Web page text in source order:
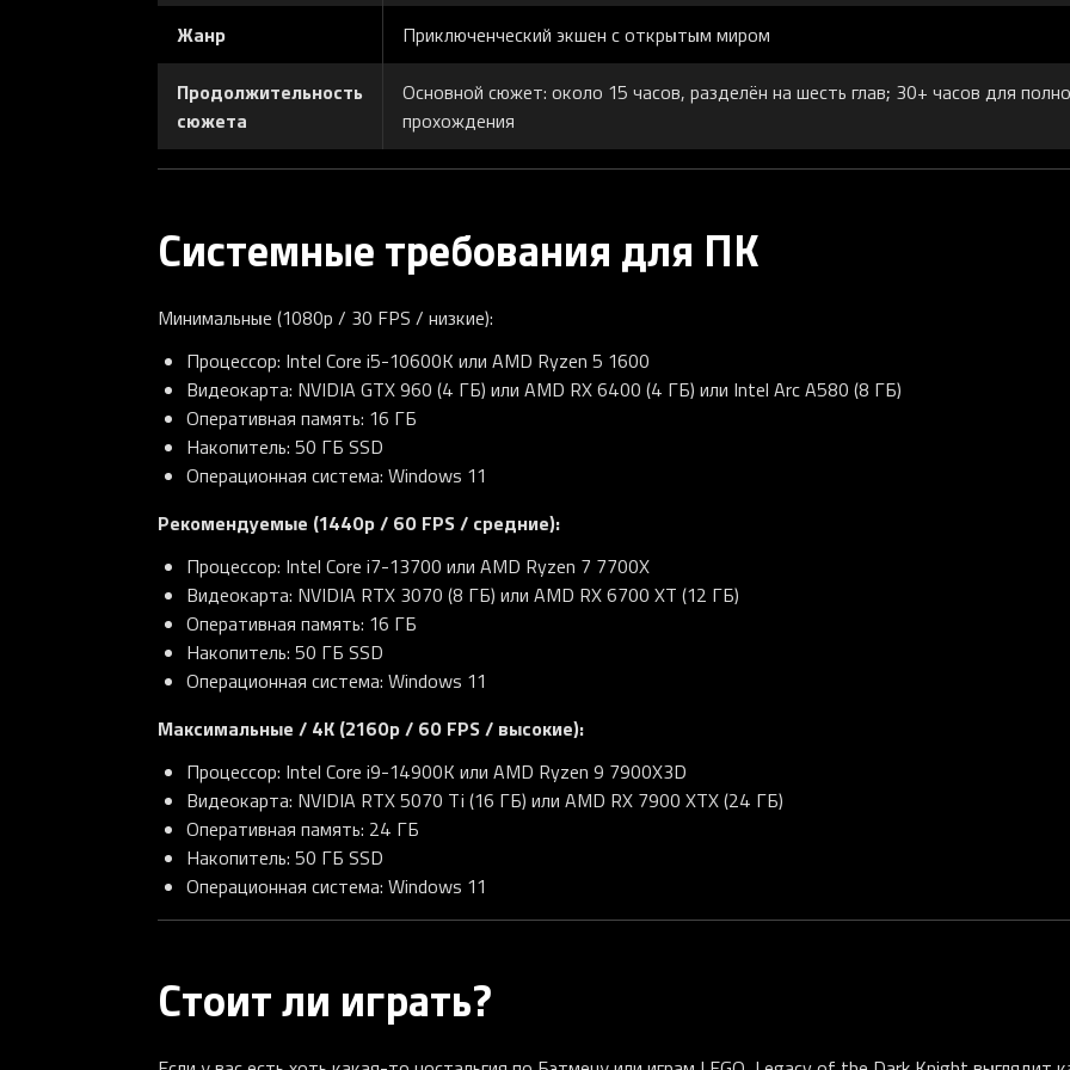
Жанр Приключенческий экшен с открытым миром
Продолжительность
сюжета
Основной сюжет: около 15 часов, разделён на шесть глав; 30+ часов для
прохождения
Системные требования для ПК
Минимальные (1080p / 30 FPS / низкие):
Процессор: Intel Core i5-10600K или AMD Ryzen 5 1600
Видеокарта: NVIDIA GTX 960 (4 ГБ) или AMD RX 6400 (4 ГБ) или Intel Arc A580 (8 ГБ)
Оперативная память: 16 ГБ
Накопитель: 50 ГБ SSD
Операционная система: Windows 11
Рекомендуемые (1440p / 60 FPS / средние):
Процессор: Intel Core i7-13700 или AMD Ryzen 7 7700X
Видеокарта: NVIDIA RTX 3070 (8 ГБ) или AMD RX 6700 XT (12 ГБ)
Оперативная память: 16 ГБ
Накопитель: 50 ГБ SSD
Операционная система: Windows 11
Максимальные / 4K (2160p / 60 FPS / высокие):
Процессор: Intel Core i9-14900K или AMD Ryzen 9 7900X3D
Видеокарта: NVIDIA RTX 5070 Ti (16 ГБ) или AMD RX 7900 XTX (24 ГБ)
Оперативная память: 24 ГБ
Накопитель: 50 ГБ SSD
Операционная система: Windows 11
Стоит ли играть?